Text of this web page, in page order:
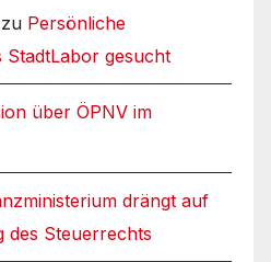
zu Persönliche
StadtLabor gesucht
über ÖPNV im
drängt auf
des Steuerrechts